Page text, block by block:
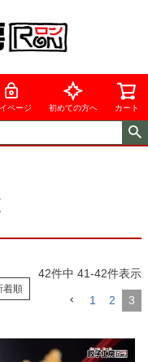
ページ 初めての方へ カート
着順
42件中 41-42件表示
1 2 3